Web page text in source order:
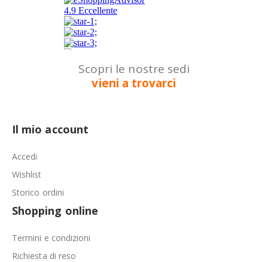
Scopri le nostre sedi
vieni a trovarci
Il mio account
Accedi
Wishlist
Storico ordini
Shopping online
Termini e condizioni
Richiesta di reso